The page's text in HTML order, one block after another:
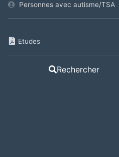
Personnes avec autisme/TSA
Etudes
Rechercher